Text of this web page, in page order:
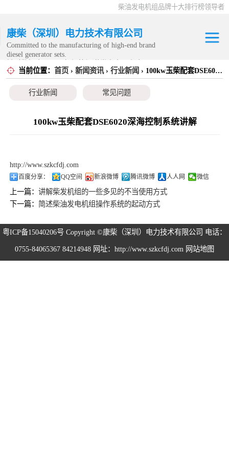
柴油发电机组品牌十大排行榜领导者
康柴（深圳）电力技术有限公司
Committed to the manufacturing of high-end brand
diesel generator sets.
务范围内。
当前位置： 首页 › 新闻资讯› 行业新闻 › 100kw玉柴配套DSE6020深海控制系统讲解
行业新闻 常见问题
100kw玉柴配套DSE6020深海控制系统讲解
http://www.szkcfdj.com
百度分享： QQ空间 新浪微博 腾讯微博 人人网 微信
上一篇：讲解柴发机组的一些多见的不当使用方式
下一篇： 简述柴油发电机组操作系统的起动方式
粤ICP备15040206号 Copyright ©康柴（深圳）电力技术有限公司 电话：
0755-84065367 84214948 网址：http://www.szkcfdj.com 网站地图
康明斯发电机组
静音发电机组
移动发电机组
发电机租赁
CPG原厂整机